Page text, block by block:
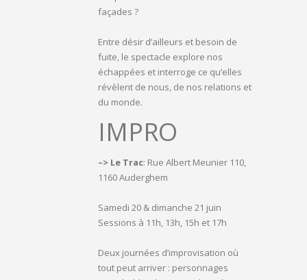
façades ?
Entre désir d’ailleurs et besoin de
fuite, le spectacle explore nos
échappées et interroge ce qu’elles
révèlent de nous, de nos relations et
du monde.
IMPRO
–> Le Trac: Rue Albert Meunier 110,
1160 Auderghem
Samedi 20 & dimanche 21 juin
Sessions à 11h, 13h, 15h et 17h
Deux journées d’improvisation où
tout peut arriver : personnages